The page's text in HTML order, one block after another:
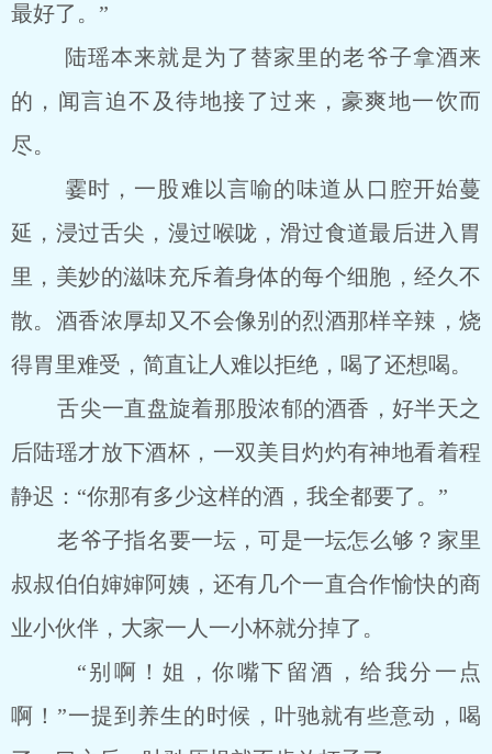
最好了。”
陆瑶本来就是为了替家里的老爷子拿酒来
的，闻言迫不及待地接了过来，豪爽地一饮而
尽。
霎时，一股难以言喻的味道从口腔开始蔓
延，浸过舌尖，漫过喉咙，滑过食道最后进入胃
里，美妙的滋味充斥着身体的每个细胞，经久不
散。酒香浓厚却又不会像别的烈酒那样辛辣，烧
得胃里难受，简直让人难以拒绝，喝了还想喝。
舌尖一直盘旋着那股浓郁的酒香，好半天之
后陆瑶才放下酒杯，一双美目灼灼有神地看着程
静迟：“你那有多少这样的酒，我全都要了。”
老爷子指名要一坛，可是一坛怎么够？家里
叔叔伯伯婶婶阿姨，还有几个一直合作愉快的商
业小伙伴，大家一人一小杯就分掉了。
“别啊！姐，你嘴下留酒，给我分一点
啊！”一提到养生的时候，叶驰就有些意动，喝